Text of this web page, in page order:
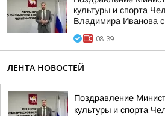
культуры и спорта
Владимира Иванова
08:39
ЛЕНТА НОВОСТЕЙ
Поздравление
культуры и спорта